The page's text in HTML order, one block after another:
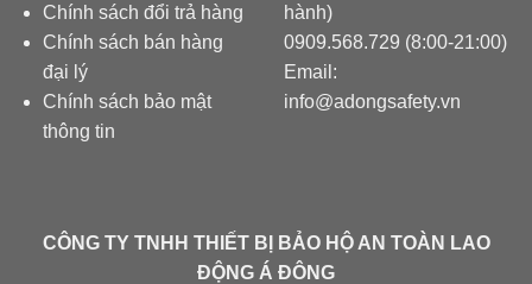
Chính sách đổi trả hàng
Chính sách bán hàng
đại lý
Chính sách bảo mật
thông tin
hành)
0909.568.729 (8:00-21:00)
Email:
info@adongsafety.vn
CÔNG TY TNHH THIẾT BỊ BẢO HỘ AN TOÀN LAO
ĐỘNG Á ĐÔNG